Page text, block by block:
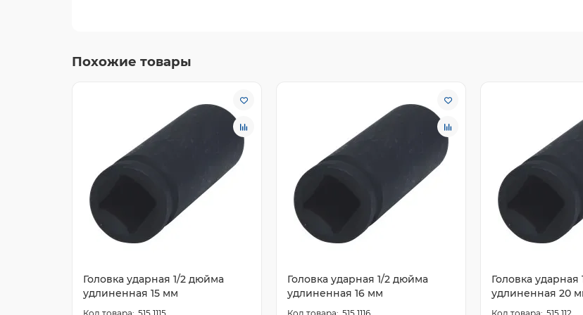
Похожие товары
Головка ударная 1/2 дюйма
удлиненная 15 мм
Головка ударная 1/2 дюйма
удлиненная 16 мм
Головка
удлиненная 20